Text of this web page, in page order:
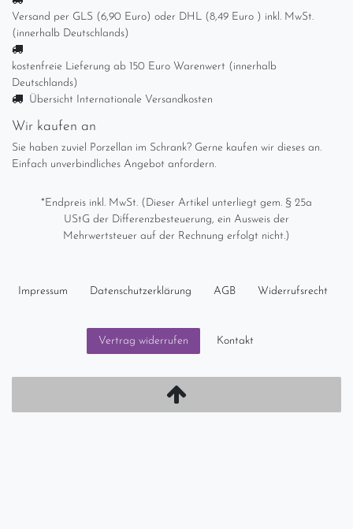
Versand per GLS (6,90 Euro) oder DHL (8,49 Euro ) inkl. MwSt.
(innerhalb Deutschlands)
kostenfreie Lieferung ab 150 Euro Warenwert (innerhalb
Deutschlands)
Übersicht Internationale Versandkosten
Wir kaufen an
Sie haben zuviel Porzellan im Schrank? Gerne kaufen wir dieses an.
Einfach unverbindliches Angebot anfordern.
*Endpreis inkl. MwSt. (Dieser Artikel unterliegt gem. § 25a
UStG der Differenzbesteuerung, ein Ausweis der
Mehrwertsteuer auf der Rechnung erfolgt nicht.)
Impressum Daten­schutz­erklärung AGB Widerrufs­recht
Vertrag widerrufen Kontakt